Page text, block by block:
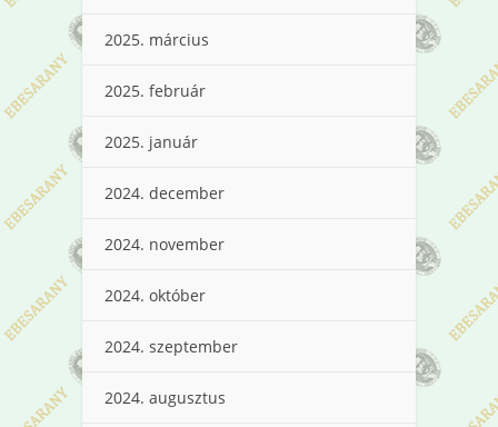
2025. március
2025. február
2025. január
2024. december
2024. november
2024. október
2024. szeptember
2024. augusztus